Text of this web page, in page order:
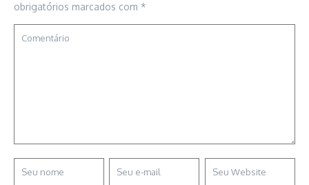
obrigatórios marcados com *